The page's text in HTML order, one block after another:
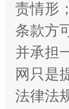
解纷+
责情形；
条款方
并承担
网只是
法律法